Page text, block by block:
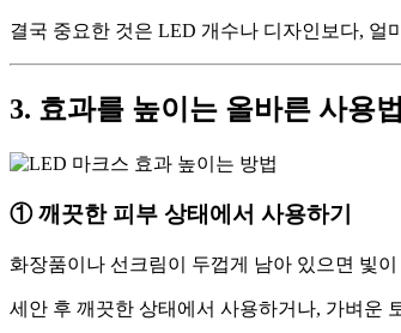
결국 중요한 것은 LED 개수나 디자인보다, 얼
3. 효과를 높이는 올바른 사용
① 깨끗한 피부 상태에서 사용하기
화장품이나 선크림이 두껍게 남아 있으면 빛
세안 후 깨끗한 상태에서 사용하거나, 가벼운